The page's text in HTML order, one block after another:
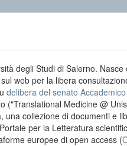
degli Studi di Salerno.
web per la libera
delibera del senato
("Translational Medicine @
una collezione di documenti e
per la Letteratura
europee di open access (